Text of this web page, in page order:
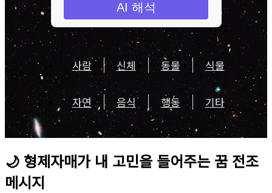
AI 해석
사람 신체 동물 식물
자연 음식 행동 기타
🌙 형제자매가 내 고민을 들어주는 꿈 전조
메시지